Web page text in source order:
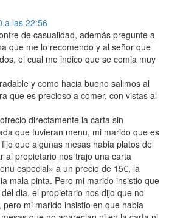
a las 22:56
de casualidad, además pregunte a
que me lo recomendo y al señor que
el cual me indico que se comia muy
y como hacia bueno salimos al
que es precioso a comer, con vistas al
directamente la carta sin
que tuvieran menu, mi marido que es
que algunas mesas habia platos de
al propietario nos trajo una carta
especial» a un precio de 15€, la
mala pinta. Pero mi marido insistio que
dia, el propietario nos dijo que no
pero mi marido insistio en que habia